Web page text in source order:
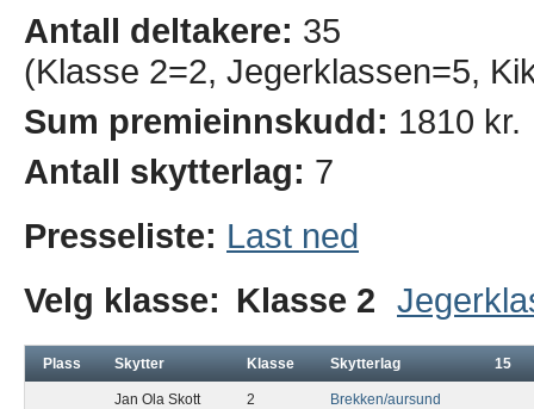
Antall deltakere: 35
(Klasse 2=2, Jegerklassen=5,
Sum premieinnskudd: 1810 kr.
Antall skytterlag: 7
Presseliste: Last ned
Velg klasse: Klasse 2
Plass Skytter Klasse Skytterlag 15
Jan Ola Skott 2 Brekken/aursund